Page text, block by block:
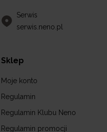
Serwis
serwis.neno.pl
Sklep
Moje konto
Regulamin
Regulamin Klubu Neno
Regulamin promocji